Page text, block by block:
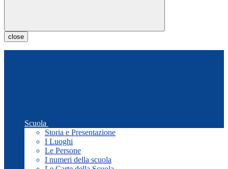
close
Scuola
Storia e Presentazione
I Luoghi
Le Persone
I numeri della scuola